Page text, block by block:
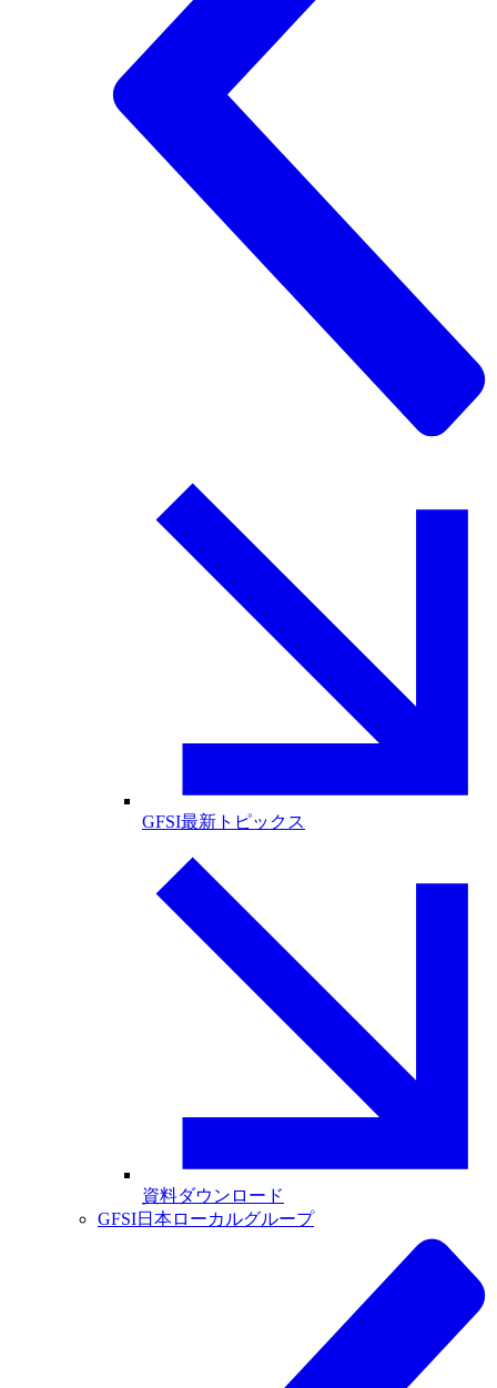
GFSI最新トピックス
資料ダウンロード
GFSI日本ローカルグループ